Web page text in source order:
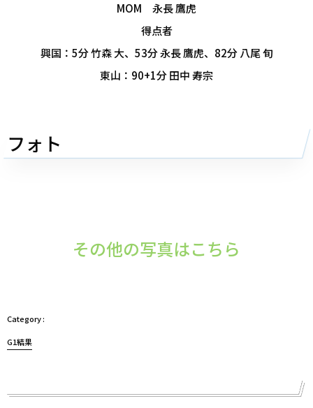
MOM 永長 鷹虎
得点者
興国：5分 竹森 大、53分 永長 鷹虎、82分 八尾 旬
東山：90+1分 田中 寿宗
フォト
その他の写真はこちら
G1結果